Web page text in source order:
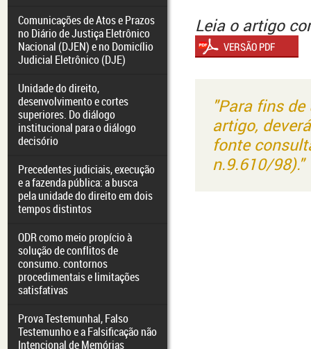
Comunicações de Atos e Prazos
no Diário de Justiça Eletrônico
Nacional (DJEN) e no Domicílio
Judicial Eletrônico (DJE)
Unidade do direito,
desenvolvimento e cortes
superiores. Do diálogo
institucional para o diálogo
decisório
Precedentes judiciais, execução
e a fazenda pública: a busca
pela unidade do direito em dois
tempos distintos
ODR como meio propício à
solução de conflitos de
consumo. contornos
procedimentais e limitações
satisfativas
Prova Testemunhal, Falso
Testemunho e a Falsificação não
Intencional de Memórias
Leia o artigo
"Para fins
artigo,
fonte
n.9.610/98)."